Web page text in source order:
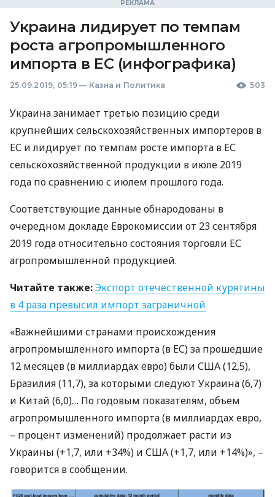
Украина лидирует по темпам
роста агропромышленного
импорта в ЕС (инфографика)
25.09.2019, 05:19 — Казна и Политика 503
Украина занимает третью позицию среди
крупнейших сельскохозяйственных импортеров в
ЕС и лидирует по темпам росте импорта в ЕС
сельскохозяйственной продукции в июле 2019
года по сравнению с июлем прошлого года.
Соответствующие данные обнародованы в
очередном докладе Еврокомиссии от 23 сентября
2019 года относительно состояния торговли ЕС
агропромышленной продукцией.
Читайте также:Экспорт отечественной курятины
в 4 раза превысил импорт заграничной
«Важнейшими странами происхождения
агропромышленного импорта (в ЕС) за прошедшие
12 месяцев (в миллиардах евро) были США(12,5),
Бразилия (11,7), за которыми следуют Украина (6,7)
и Китай (6,0)… По годовым показателям, объем
агропромышленного импорта (в миллиардах евро,
– процент изменений) продолжает расти из
Украины (+1,7, или +34%) и США(+1,7, или +14%)», –
говорится в сообщении.